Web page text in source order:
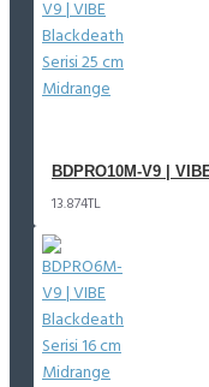
BDPRO10M-V9 |
13.874TL